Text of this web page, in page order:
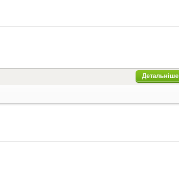
Детальніше